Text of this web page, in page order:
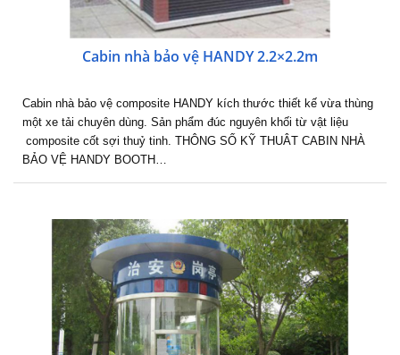
Cabin nhà bảo vệ HANDY 2.2×2.2m
Cabin nhà bảo vệ composite HANDY kích thước thiết kế vừa thùng
một xe tải chuyên dùng. Sản phẩm đúc nguyên khối từ vật liệu
composite cốt sợi thuỷ tinh. THÔNG SỐ KỸ THUÂT CABIN NHÀ
BẢO VỆ HANDY BOOTH…